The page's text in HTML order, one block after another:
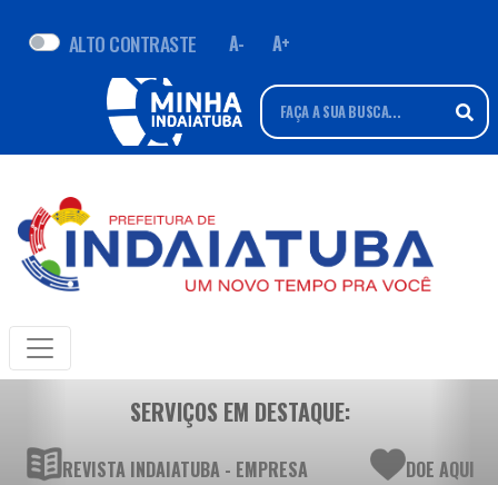
ALTO CONTRASTE A- A+
SERVIÇOS EM DESTAQUE:
REVISTA INDAIATUBA - EMPRESA DOE AQUI